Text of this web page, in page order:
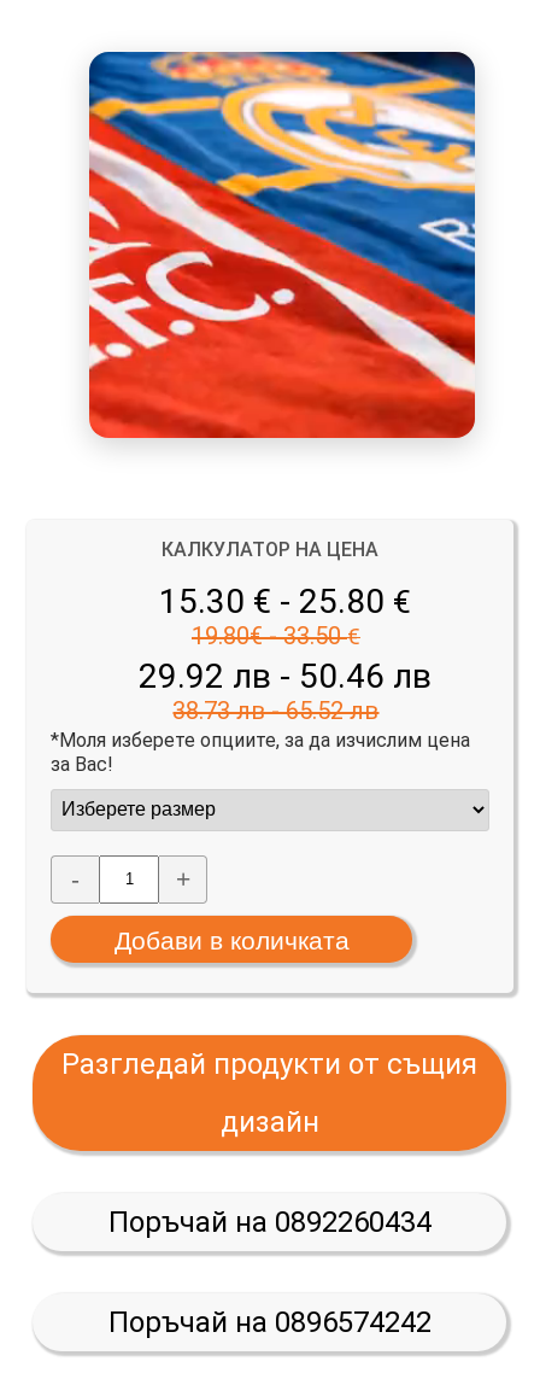
КАЛКУЛАТОР НА ЦЕНА
15.30 € - 25.80 €
19.80€ - 33.50 €
29.92 лв - 50.46 лв
38.73 лв - 65.52 лв
*Моля изберете опциите, за да изчислим цена
за Вас!
- +
Разгледай продукти от същия
дизайн
Поръчай на 0892260434
Поръчай на 0896574242